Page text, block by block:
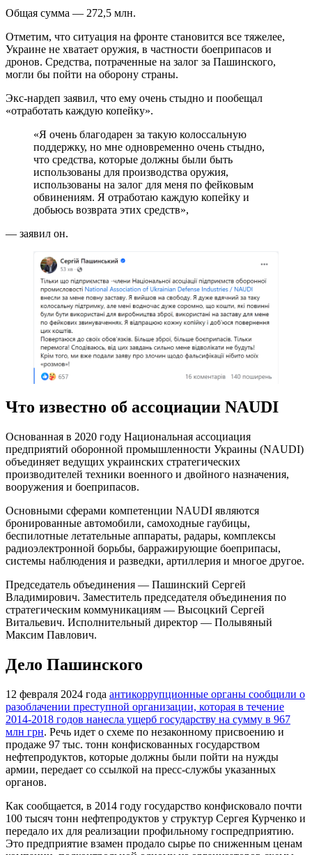
Общая сумма — 272,5 млн.
Отметим, что ситуация на фронте становится все тяжелее,
Украине не хватает оружия, в частности боеприпасов и
дронов. Средства, потраченные на залог за Пашинского,
могли бы пойти на оборону страны.
Экс-нардеп заявил, что ему очень стыдно и пообещал
«отработать каждую копейку».
«Я очень благодарен за такую колоссальную
поддержку, но мне одновременно очень стыдно,
что средства, которые должны были быть
использованы для производства оружия,
использованы на залог для меня по фейковым
обвинениям. Я отработаю каждую копейку и
добьюсь возврата этих средств»,
— заявил он.
Что известно об ассоциации NAUDI
Основанная в 2020 году Национальная ассоциация
предприятий оборонной промышленности Украины (NAUDI)
объединяет ведущих украинских стратегических
производителей техники военного и двойного назначения,
вооружения и боеприпасов.
Основными сферами компетенции NAUDI являются
бронированные автомобили, самоходные гаубицы,
беспилотные летательные аппараты, радары, комплексы
радиоэлектронной борьбы, барражирующие боеприпасы,
системы наблюдения и разведки, артиллерия и многое другое.
Председатель объединения — Пашинский Сергей
Владимирович. Заместитель председателя объединения по
стратегическим коммуникациям — Высоцкий Сергей
Витальевич. Исполнительный директор — Полывяный
Максим Павлович.
Дело Пашинского
12 февраля 2024 года антикоррупционные органы сообщили о
разоблачении преступной организации, которая в течение
2014-2018 годов нанесла ущерб государству на сумму в 967
млн грн. Речь идет о схеме по незаконному присвоению и
продаже 97 тыс. тонн конфискованных государством
нефтепродуктов, которые должны были пойти на нужды
армии, передает со ссылкой на пресс-службы указанных
органов.
Как сообщается, в 2014 году государство конфисковало почти
100 тысяч тонн нефтепродуктов у структур Сергея Курченко и
передало их для реализации профильному госпредприятию.
Это предприятие взамен продало сырье по сниженным ценам